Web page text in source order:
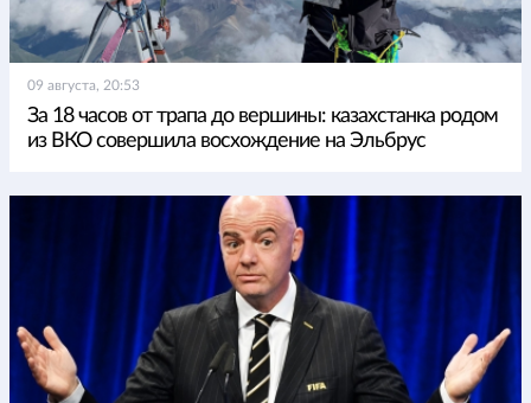
09 августа, 20:53
За 18 часов от трапа до вершины: казахстанка родом
из ВКО совершила восхождение на Эльбрус